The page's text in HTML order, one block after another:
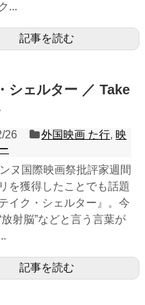
...
記事を読む
シェルター ／ Take
26 外国映画 た行, 映
ヌ国際映画祭批評家週間
を獲得したことでも話題
イク・シェルター』。今
放射脳”などと言う言葉が
記事を読む